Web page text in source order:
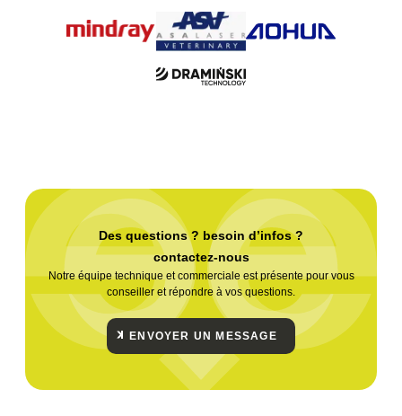
Des questions ? besoin d’infos ?
contactez-nous
Notre équipe technique et commerciale est présente pour vous
conseiller et répondre à vos questions.
ENVOYER UN MESSAGE